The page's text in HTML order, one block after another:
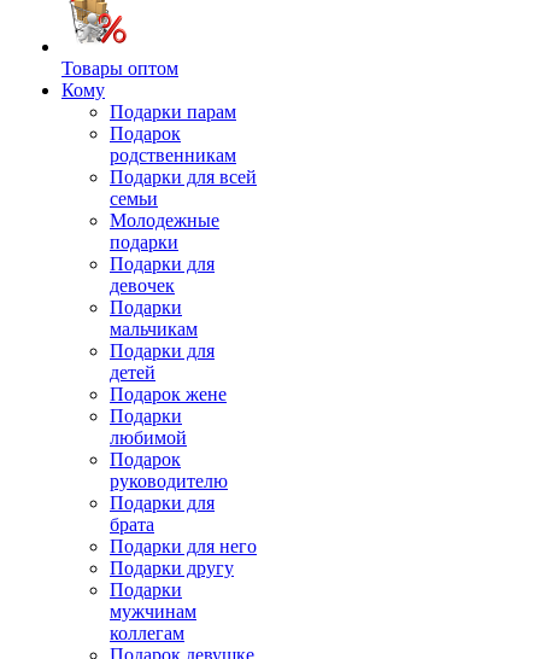
Товары оптом
Кому
Подарки парам
Подарок
родственникам
Подарки для всей
семьи
Молодежные
подарки
Подарки для
девочек
Подарки
мальчикам
Подарки для
детей
Подарок жене
Подарки
любимой
Подарок
руководителю
Подарки для
брата
Подарки для него
Подарки другу
Подарки
мужчинам
коллегам
Подарок девушке